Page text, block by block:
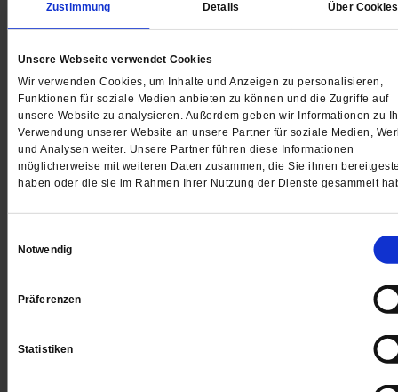
Zustimmung Details Über Cookies
Unsere Webseite verwendet Cookies
Wir verwenden Cookies, um Inhalte und Anzeigen zu personalisieren,
Funktionen für soziale Medien anbieten zu können und die Zugriffe auf
unsere Website zu analysieren. Außerdem geben wir Informationen zu
Verwendung unserer Website an unsere Partner für soziale Medien,
und Analysen weiter. Unsere Partner führen diese Informationen
möglicherweise mit weiteren Daten zusammen, die Sie ihnen
haben oder die sie im Rahmen Ihrer Nutzung der Dienste gesammelt
Notwendig
Präferenzen
Statistiken
Krieg in Nahost
Was führt Iran in die Freiheit?
Sind es ausgerechnet die Raketen der USA und
oder vergrößern sie nur das Leid der Menschen? Drei
Stimmen von Exil-Iranerinnen zwischen Hoffnung und
Zweifel.
/mehr